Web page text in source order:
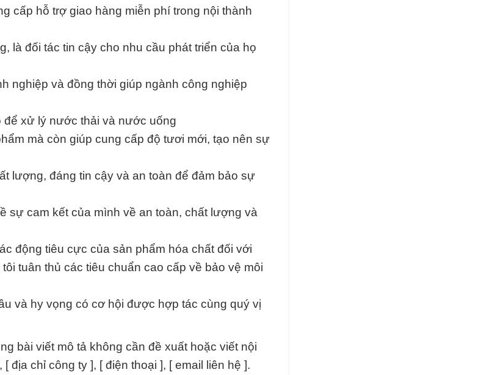
cấp hỗ trợ giao hàng miễn phí trong nội thành
là đối tác tin cậy cho nhu cầu phát triển của họ
nghiệp và đồng thời giúp ngành công nghiệp
để xử lý nước thải và nước uống
mà còn giúp cung cấp độ tươi mới, tạo nên sự
lượng, đáng tin cậy và an toàn để đảm bảo sự
sự cam kết của mình về an toàn, chất lượng và
động tiêu cực của sản phẩm hóa chất đối với
tuân thủ các tiêu chuẩn cao cấp về bảo vệ môi
và hy vọng có cơ hội được hợp tác cùng quý vị
bài viết mô tả không cần đề xuất hoặc viết nội
địa chỉ công ty ], [ điện thoại ], [ email liên hệ ].